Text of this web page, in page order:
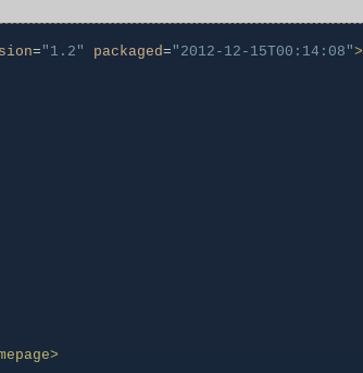
= "1.2" packaged= "2012-12-15T00:14:08">